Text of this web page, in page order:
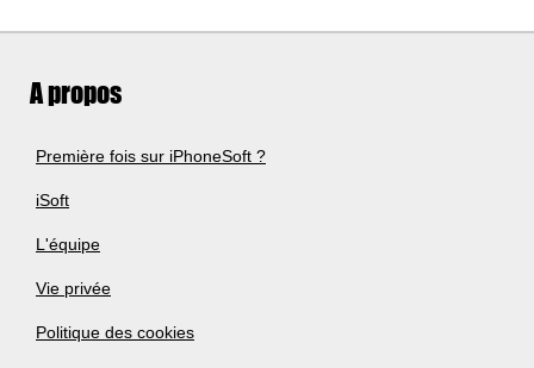
A propos
Première fois sur iPhoneSoft ?
iSoft
L'équipe
Vie privée
Politique des cookies